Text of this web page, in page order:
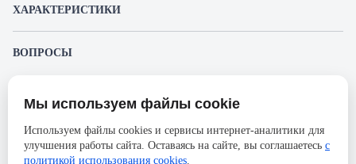
ХАРАКТЕРИСТИКИ
Производитель
Серия
ARMAT
ВОПРОСЫ
Пожалуйста, авторизуйтесь, чтобы иметь
Представленные изображения и характеристики могут отличаться от реального
без предварительного уведомления. Компания АйДистрибьют не несёт
ответственности в случае не соответствия текущей модели товаров фотографиям,
размещённым в карточке товара.
Мы используем файлы cookie
Используем файлы cookies и сервисы интернет-аналитики для
улучшения работы сайта. Оставаясь на сайте, вы соглашаетесь с
политикой использования cookies.